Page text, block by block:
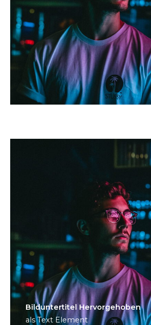
Bild­unter­titel Hervorgehoben
als Text Element